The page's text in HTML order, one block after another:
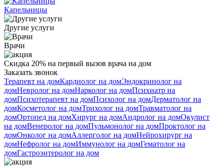
Капельницы
Другие услуги
Врачи
Скидка 20% на первый вызов врача на дом
Заказать звонок
Терапевт на домКардиолог на домЭндокринолог на
домНевролог на домНарколог на домПсихиатр на
домПсихотерапевт на домПсихолог на домДерматолог на
домКосметолог на домТрихолог на домТравматолог на
домОртопед на домХирург на домАндролог на домОкулист
на домВенеролог на домПульмонолог на домПроктолог на
домОнколог на домАллерголог на домНейрохирург на
домНефролог на домИммунолог на домГематолог на
домГастроэнтеролог на дом